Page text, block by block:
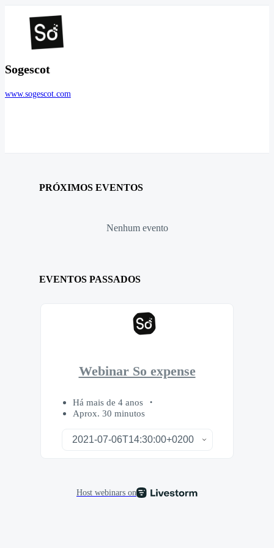
Sogescot
www.sogescot.com
PRÓXIMOS EVENTOS
Nenhum evento
EVENTOS PASSADOS
Webinar So expense
Há mais de 4 anos
Aprox. 30 minutos
Host webinars on